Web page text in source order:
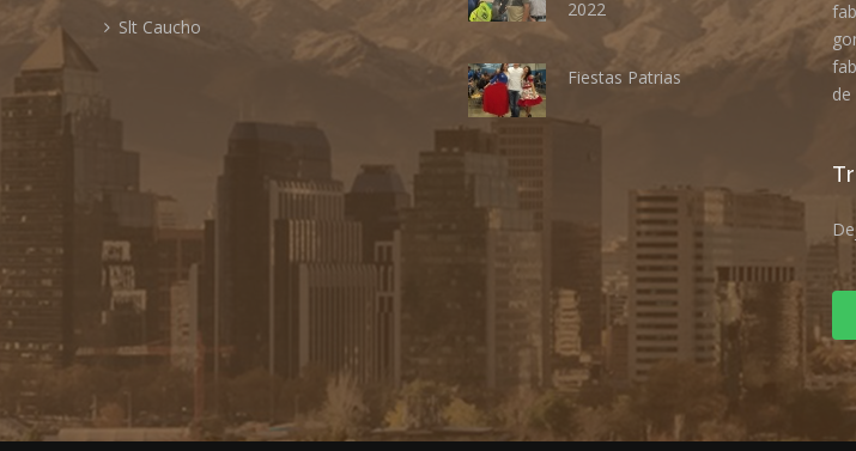
Slt Caucho
2022
Fiestas Patrias
de